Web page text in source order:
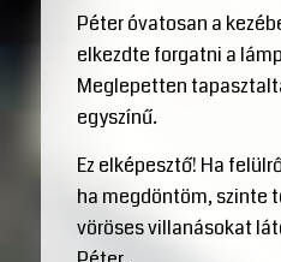
Péter óvatosan a
elkezdte forgatni a
Meglepetten
egyszínű.
Ez elképesztő! Ha
ha megdöntöm, szinte
vöröses villanásokat